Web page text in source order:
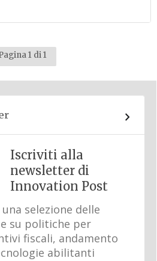
1 di 1
Iscriviti alla
newsletter di
Innovation Post
selezione delle
su politiche per
fiscali, andamento
abilitanti